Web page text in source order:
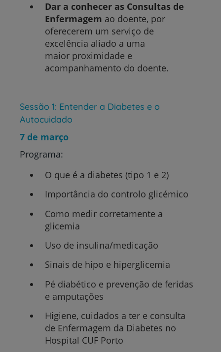
Dar a conhecer as Consultas de
Enfermagem ao doente, por
oferecerem um serviço de
excelência aliado a uma
maior proximidade e
acompanhamento do doente.
Sessão 1: Entender a Diabetes e o
Autocuidado
7 de março
Programa:
O que é a diabetes (tipo 1 e 2)
Importância do controlo glicémico
Como medir corretamente a
glicemia
Uso de insulina/medicação
Sinais de hipo e hiperglicemia
Pé diabético e prevenção de feridas
e amputações
Higiene, cuidados a ter e consulta
de Enfermagem da Diabetes no
Hospital CUF Porto